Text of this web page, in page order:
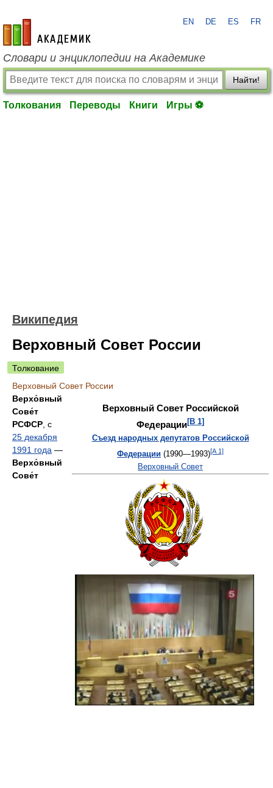
academic.ru
EN DE ES FR
Словари и энциклопедии на Академике
Найти!
Толкования Переводы Книги Игры ⚽
Википедия
Верховный Совет России
Толкование
Верховный Совет России
Верховный Совет Российской
Федерации[B 1]
Съезд народных депутатов Российской
Федерации (1990—1993)[А 1]
Верховный Совет
Верхо́вный
Сове́т
РСФСР , с
25 декабря
1991 года —
Верхо́вный
Сове́т